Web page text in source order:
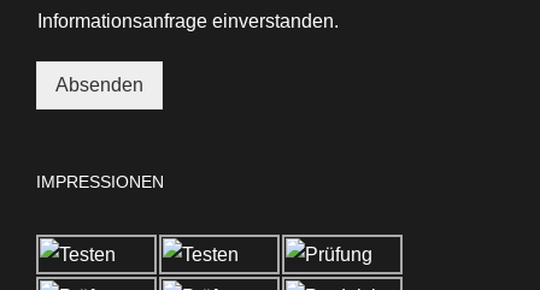
Informationsanfrage einverstanden.
Absenden
IMPRESSIONEN